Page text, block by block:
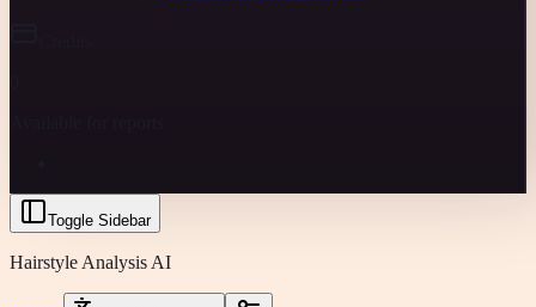
Toggle Sidebar
Hairstyle Analysis AI